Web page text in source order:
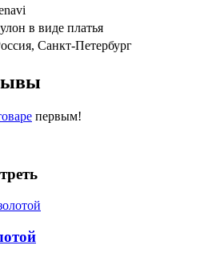
в виде платья
Санкт-Петербург
первым!